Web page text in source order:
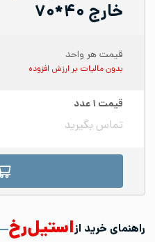
خارج ۴۰*۷۰
قیمت هر واحد
بدون مالیات بر ارزش افزوده
قیمت ۱عدد
تماس بگیرید
راهنمای خرید ازاستیل‌رخ